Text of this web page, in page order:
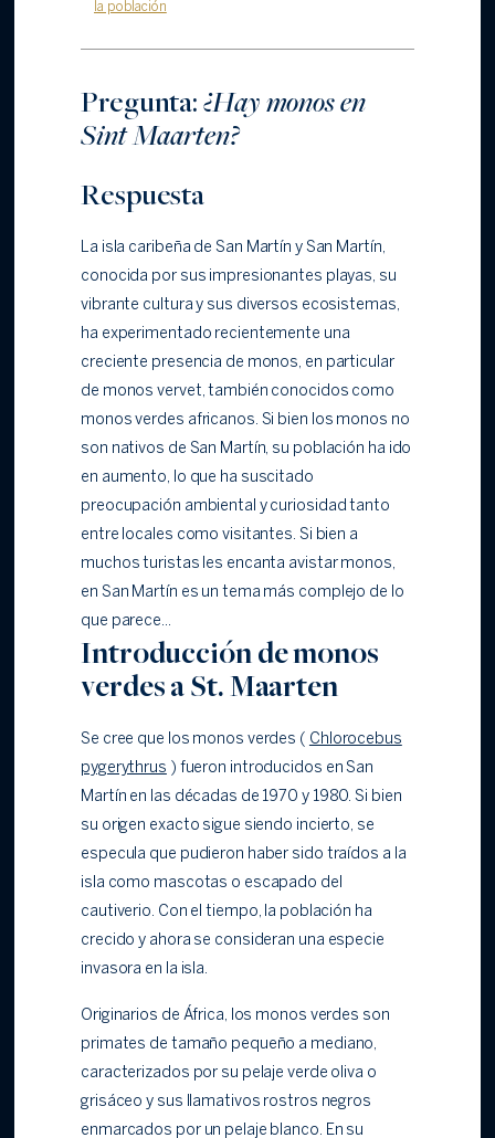
la población
Pregunta:¿Hay monos en
Sint Maarten?
Respuesta
La isla caribeña de San Martín y San Martín,
conocida por sus impresionantes playas, su
vibrante cultura y sus diversos ecosistemas,
ha experimentado recientemente una
creciente presencia de monos, en particular
de monos vervet, también conocidos como
monos verdes africanos. Si bien los monos no
son nativos de San Martín, su población ha ido
en aumento, lo que ha suscitado
preocupación ambiental y curiosidad tanto
entre locales como visitantes. Si bien a
muchos turistas les encanta avistar monos,
en San Martín es un tema más complejo de lo
que parece...
Introducción de monos
verdes a St. Maarten
Se cree que los monos verdes ( Chlorocebus
pygerythrus ) fueron introducidos en San
Martín en las décadas de 1970 y 1980. Si bien
su origen exacto sigue siendo incierto, se
especula que pudieron haber sido traídos a la
isla como mascotas o escapado del
cautiverio. Con el tiempo, la población ha
crecido y ahora se consideran una especie
invasora en la isla.
Originarios de África, los monos verdes son
primates de tamaño pequeño a mediano,
caracterizados por su pelaje verde oliva o
grisáceo y sus llamativos rostros negros
enmarcados por un pelaje blanco. En su